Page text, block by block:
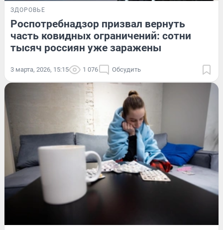
ЗДОРОВЬЕ
Роспотребнадзор призвал вернуть
часть ковидных ограничений: сотни
тысяч россиян уже заражены
3 марта, 2026, 15:15 1 076 Обсудить